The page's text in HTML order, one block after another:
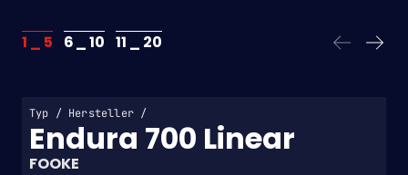
1 _ 5 6 _10 11 _ 20
Typ / Hersteller /
Endura 700 Linear
FOOKE